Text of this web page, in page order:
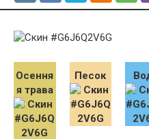
Осення
я трава
Песок